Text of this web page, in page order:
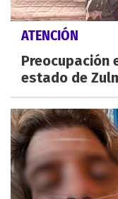
ATENCIÓN
Preocupación
estado de